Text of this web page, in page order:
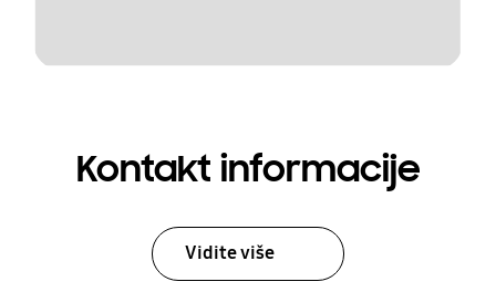
Kontakt informacije
Vidite više